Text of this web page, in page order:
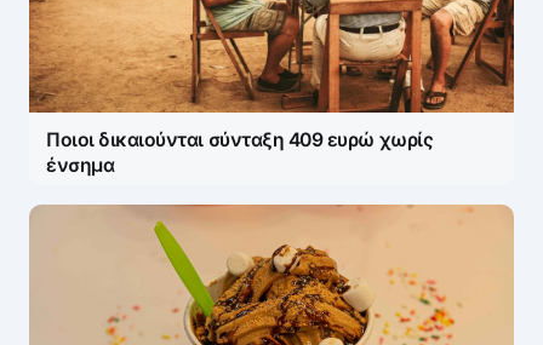
Ποιοι δικαιούνται σύνταξη 409 ευρώ χωρίς
ένσημα